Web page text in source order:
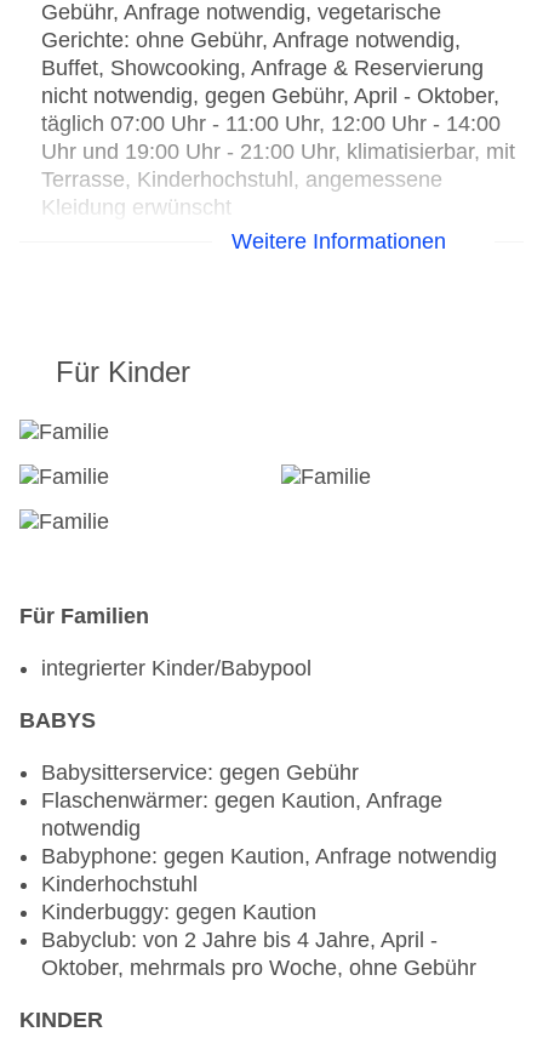
Gebühr, Anfrage notwendig, vegetarische
Gerichte: ohne Gebühr, Anfrage notwendig,
Buffet, Showcooking, Anfrage & Reservierung
nicht notwendig, gegen Gebühr, April - Oktober,
täglich 07:00 Uhr - 11:00 Uhr, 12:00 Uhr - 14:00
Uhr und 19:00 Uhr - 21:00 Uhr, klimatisierbar, mit
Terrasse, Kinderhochstuhl, angemessene
Kleidung erwünscht
Restaurant „Borik Mediterranean Bar“: Küche:
Gebühr, Anfrage notwendig, vegetarische
carte, Reservierung notwendig, gegen Gebühr,
Mai - September, täglich, mit Terrasse, am
Strand, angemessene Kleidung erwünscht
Restaurant „Restaurant and caffe bar Veli Žal“:
Anfrage notwendig, lactosefreie Gerichte: gegen
Gebühr, Anfrage notwendig, vegetarische
Gerichte: gegen Gebühr, Anfrage notwendig, à la
carte, gegen Gebühr, klimatisierbar, mit Terrasse,
Restaurant „Lanterna Grill“: Küche: landestypisch,
mediterran, regional, Fisch/Meeresfrüchte,
Grillgerichte, glutenfreie Gerichte: gegen Gebühr,
Anfrage notwendig, lactosefreie Gerichte: gegen
Gebühr, Anfrage notwendig, vegetarische
Gerichte: gegen Gebühr, Anfrage notwendig, à la
carte, Reservierung notwendig, gegen Gebühr,
Mai - September, wöchentlich, mit Terrasse,
Lobbybar: April - Oktober, täglich, gegen Gebühr
Weitere Informationen
Für Kinder
Für Familien
integrierter Kinder/Babypool
BABYS
Babysitterservice: gegen Gebühr
Flaschenwärmer: gegen Kaution, Anfrage
notwendig
Babyphone: gegen Kaution, Anfrage notwendig
Kinderhochstuhl
Kinderbuggy: gegen Kaution
Babyclub: von 2 Jahre bis 4 Jahre, April -
Oktober, mehrmals pro Woche, ohne Gebühr
KINDER